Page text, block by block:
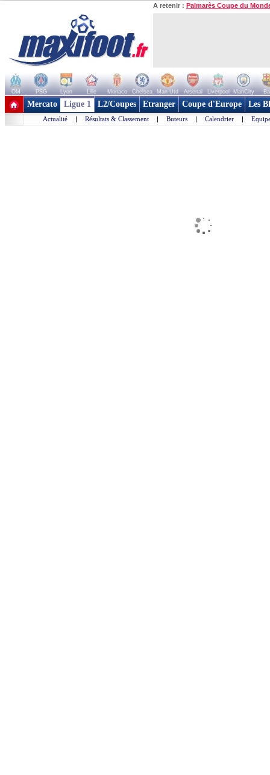
A retenir : Palmarès Coupe du
OM PSG Lyon Lille Monaco Chelsea Man Utd Arsenal Liverpool ManCity
+ de clubs
Mercato Ligue 1 L2/Coupes Etranger Coupe d'Europe Les
Actualité | Résultats & Classement | Buteurs | Calendrier |